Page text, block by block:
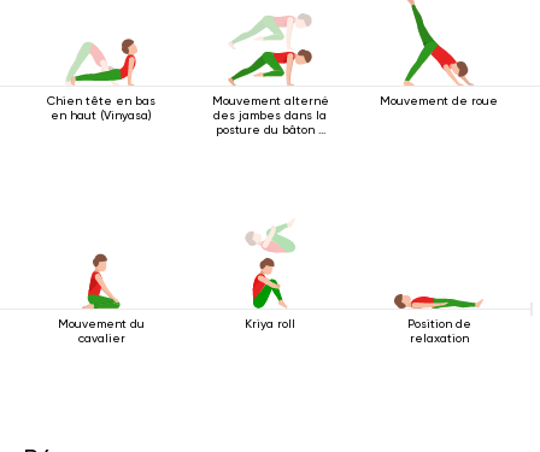
Chien tête en bas
en haut (Vinyasa)
Mouvement alterné
des jambes dans la
posture du bâton à
Mouvement de roue
Mouvement du
cavalier
Kriya roll
Position de
relaxation